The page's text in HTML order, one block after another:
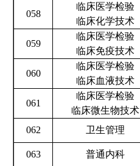
058
临床医学检验
临床化学技术
059
临床医学检验
临床免疫技术
060
临床医学检验
临床血液技术
061
临床医学检验
临床微生物技术
062 卫生管理
063 普通内科